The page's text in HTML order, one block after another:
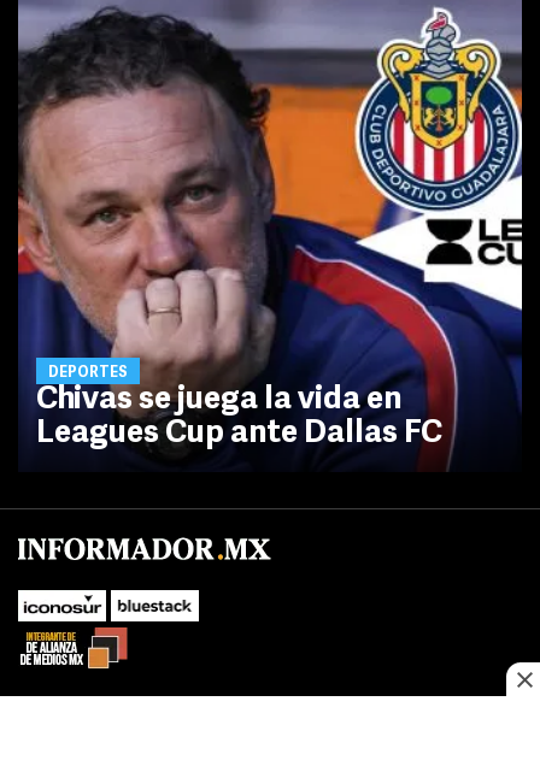
DEPORTES
Chivas se juega la vida en
Leagues Cup ante Dallas FC